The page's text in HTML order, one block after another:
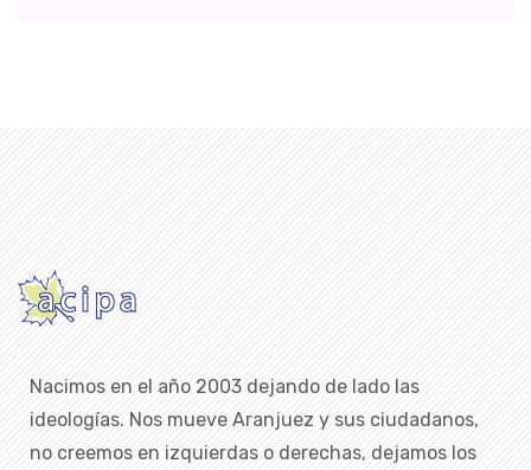
Nacimos en el año 2003 dejando de lado las
ideologías. Nos mueve Aranjuez y sus ciudadanos,
no creemos en izquierdas o derechas, dejamos los